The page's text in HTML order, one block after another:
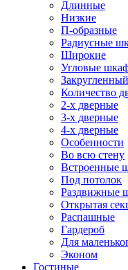
Длинные
Низкие
П-образные
Радиусные
Широкие
Угловые
Количество
2-х дверные
3-х дверные
4-х дверные
Особенности
Во всю стену
Встроенные
Под потолок
Раздвижные
Открытая
Распашные
Гардероб
Для
Эконом
Гостиные